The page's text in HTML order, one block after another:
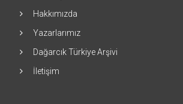
Hakkımızda
Yazarlarımız
Dağarcık Türkiye Arşivi
İletişim